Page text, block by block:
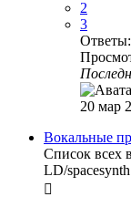
2
3
Ответы:
20 мар
Вокальные
Список всех
LD/